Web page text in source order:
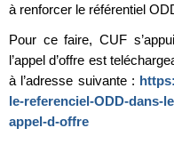
à renforcer le référentiel
Pour ce faire, CUF
l’appel d’offre est
à l’adresse suivante :
le-referenciel-ODD-dans-
appel-d-offre